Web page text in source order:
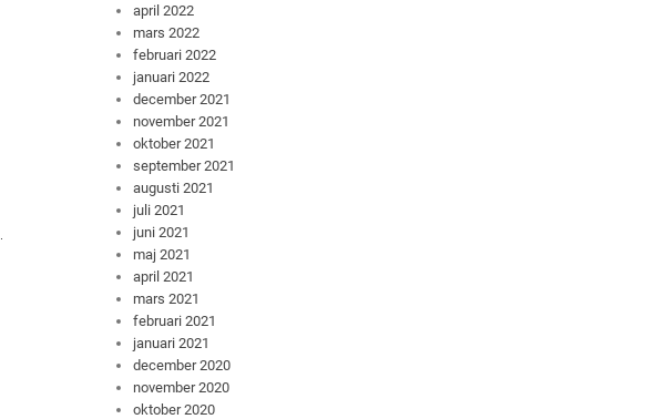
april 2022
mars 2022
februari 2022
januari 2022
december 2021
november 2021
oktober 2021
september 2021
augusti 2021
juli 2021
juni 2021
maj 2021
april 2021
mars 2021
februari 2021
januari 2021
december 2020
november 2020
oktober 2020